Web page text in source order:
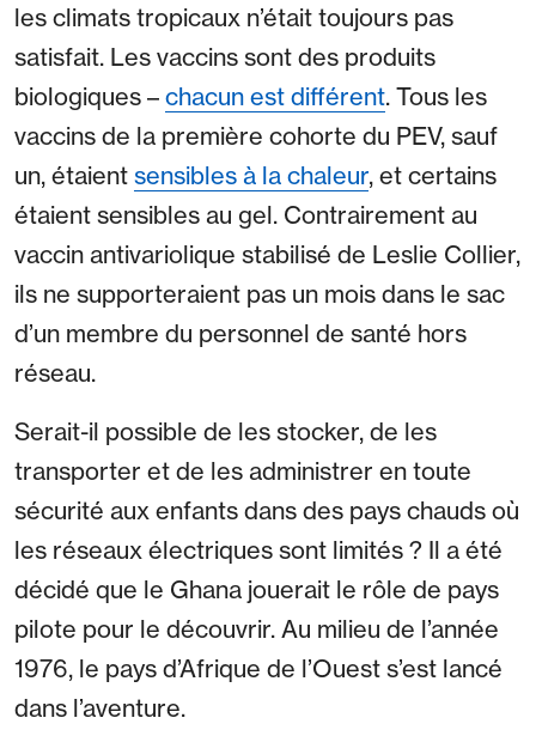
les climats tropicaux n’était toujours pas
satisfait. Les vaccins sont des produits
biologiques – chacun est différent. Tous les
vaccins de la première cohorte du PEV, sauf
un, étaient sensibles à la chaleur, et certains
étaient sensibles au gel. Contrairement au
vaccin antivariolique stabilisé de Leslie Collier,
ils ne supporteraient pas un mois dans le sac
d’un membre du personnel de santé hors
réseau.
Serait-il possible de les stocker, de les
transporter et de les administrer en toute
sécurité aux enfants dans des pays chauds où
les réseaux électriques sont limités ? Il a été
décidé que le Ghana jouerait le rôle de pays
pilote pour le découvrir. Au milieu de l’année
1976, le pays d’Afrique de l’Ouest s’est lancé
dans l’aventure.